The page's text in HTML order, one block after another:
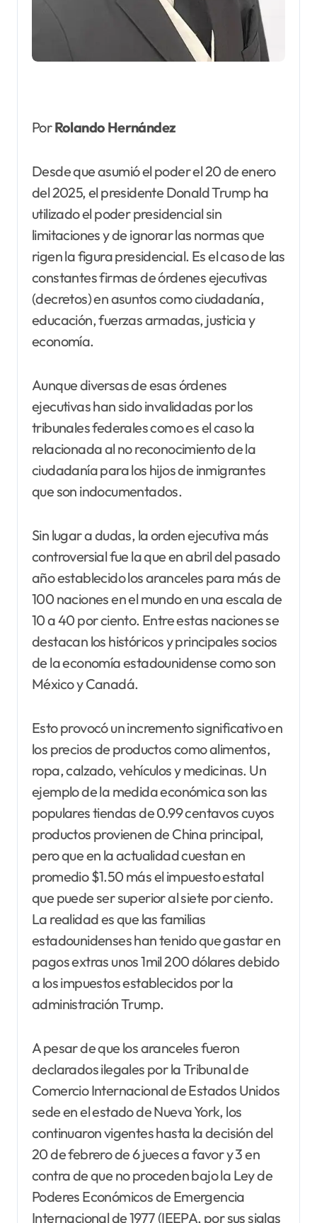
PorRolando Hernández
Desde que asumió el poder el 20 de enero
del 2025, el presidente Donald Trump ha
utilizado el poder presidencial sin
limitaciones y de ignorar las normas que
rigen la figura presidencial. Es el caso de las
constantes firmas de órdenes ejecutivas
(decretos) en asuntos como ciudadanía,
educación, fuerzas armadas, justicia y
economía.
Aunque diversas de esas órdenes
ejecutivas han sido invalidadas por los
tribunales federales como es el caso la
relacionada al no reconocimiento de la
ciudadanía para los hijos de inmigrantes
que son indocumentados.
Sin lugar a dudas, la orden ejecutiva más
controversial fue la que en abril del pasado
año establecido los aranceles para más de
100 naciones en el mundo en una escala de
10 a 40 por ciento. Entre estas naciones se
destacan los históricos y principales socios
de la economía estadounidense como son
México y Canadá.
Esto provocó un incremento significativo en
los precios de productos como alimentos,
ropa, calzado, vehículos y medicinas. Un
ejemplo de la medida económica son las
populares tiendas de 0.99 centavos cuyos
productos provienen de China principal,
pero que en la actualidad cuestan en
promedio $1.50 más el impuesto estatal
que puede ser superior al siete por ciento.
La realidad es que las familias
estadounidenses han tenido que gastar en
pagos extras unos 1mil 200 dólares debido
a los impuestos establecidos por la
administración Trump.
A pesar de que los aranceles fueron
declarados ilegales por la Tribunal de
Comercio Internacional de Estados Unidos
sede en el estado de Nueva York, los
continuaron vigentes hasta la decisión del
20 de febrero de 6 jueces a favor y 3 en
contra de que no proceden bajo la Ley de
Poderes Económicos de Emergencia
Internacional de 1977 (IEEPA, por sus siglas